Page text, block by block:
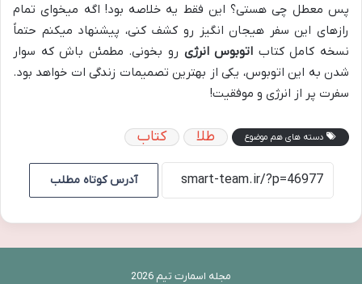
پس معطل چی هستی؟ این فقط یه خلاصه بود! اگه میخوای تمام
رازهای این سفر هیجان انگیز رو کشف کنی، پیشنهاد میکنم حتماً
نسخه کامل کتاب اتوبوس انرژی رو بخونی. مطمئن باش که سوار
شدن به این اتوبوس، یکی از بهترین تصمیمات زندگی ات خواهد بود.
سفرت پر از انرژی و موفقیت!
دسته های هم موضوع طلا کتاب
آدرس کوتاه مطلب
مجله اسمارت تیم 2026